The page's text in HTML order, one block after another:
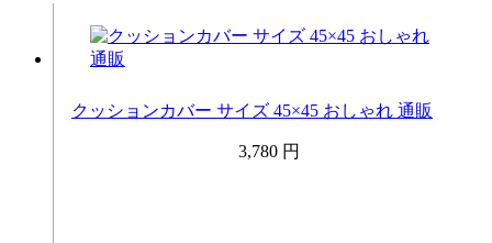
クッションカバー サイズ 45×45 おしゃれ 通販
3,780 円